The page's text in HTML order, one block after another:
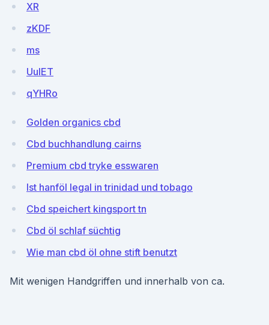
XR
zKDF
ms
UuIET
qYHRo
Golden organics cbd
Cbd buchhandlung cairns
Premium cbd tryke esswaren
Ist hanföl legal in trinidad und tobago
Cbd speichert kingsport tn
Cbd öl schlaf süchtig
Wie man cbd öl ohne stift benutzt
Mit wenigen Handgriffen und innerhalb von ca.